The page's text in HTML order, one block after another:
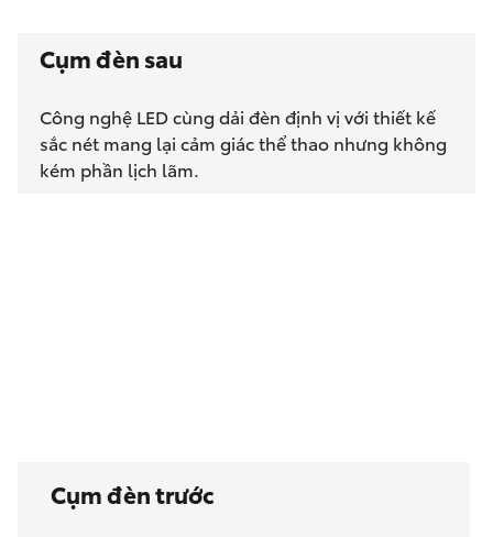
Cụm đèn sau
Công nghệ LED cùng dải đèn định vị với thiết kế
sắc nét mang lại cảm giác thể thao nhưng không
kém phần lịch lãm.
Cụm đèn trước